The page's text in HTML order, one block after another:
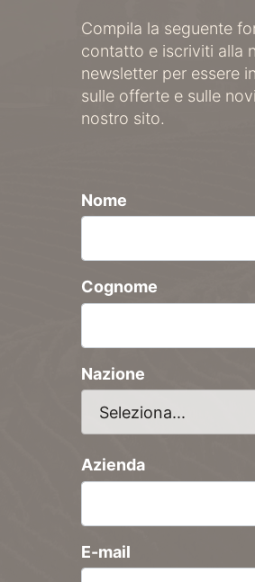
Compila la seguente
contatto e iscriviti alla
newsletter per essere
sulle offerte e sulle
nostro sito.
Nome
Cognome
Nazione
Azienda
E-mail